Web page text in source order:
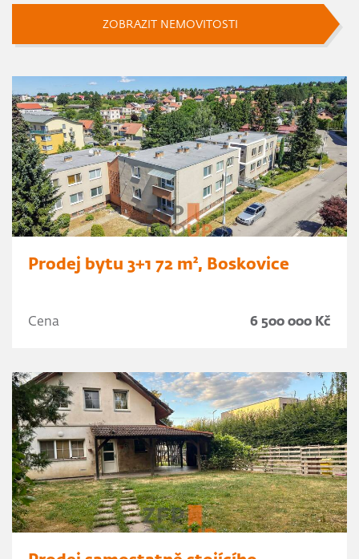
ZOBRAZIT NEMOVITOSTI
Prodej bytu 3+1 72 m², Boskovice
Cena 6 500 000 Kč